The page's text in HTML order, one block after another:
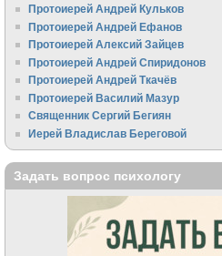
Протоиерей Андрей Кульков
Протоиерей Андрей Ефанов
Протоиерей Алексий Зайцев
Протоиерей Андрей Спиридонов
Протоиерей Андрей Ткачёв
Протоиерей Василий Мазур
Священник Сергий Бегиян
Иерей Владислав Береговой
Задать вопрос психологу